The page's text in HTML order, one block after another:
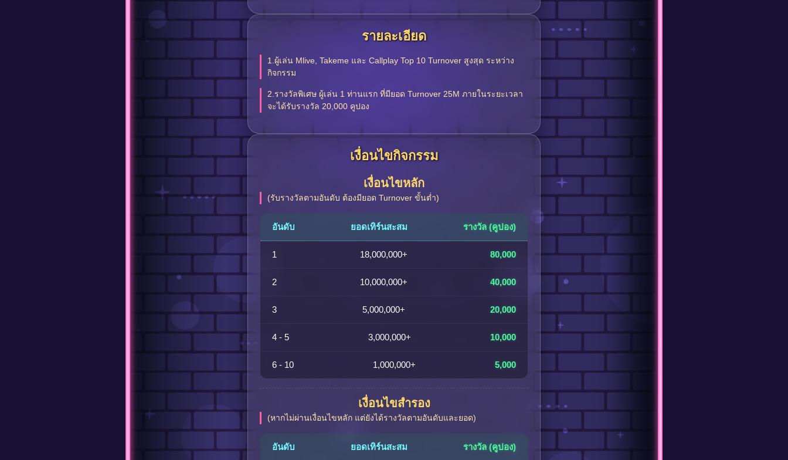
รายละเอียด
1.ผู้เล่น Mlive, Takeme และ Callplay Top 10 Turnover สูงสุด ระหว่าง
กิจกรรม
2.รางวัลพิเศษ ผู้เล่น 1 ท่านแรก ที่มียอด Turnover 25M ภายในระยะเวลา
จะได้รับรางวัล 20,000 คูปอง
เงื่อนไขกิจกรรม
เงื่อนไขหลัก
(รับรางวัลตามอันดับ ต้องมียอด Turnover ขั้นต่ำ)
อันดับ ยอดเทิร์นสะสม รางวัล (คูปอง)
1 18,000,000+ 80,000
2 10,000,000+ 40,000
3 5,000,000+ 20,000
4 - 5 3,000,000+ 10,000
6 - 10 1,000,000+ 5,000
เงื่อนไขสำรอง
(หากไม่ผ่านเงื่อนไขหลัก แต่ยังได้รางวัลตามอันดับและยอด)
อันดับ ยอดเทิร์นสะสม รางวัล (คูปอง)